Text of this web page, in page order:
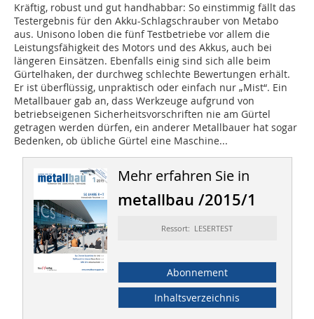
Kräftig, robust und gut handhabbar: So einstimmig fällt das
Testergebnis für den Akku-Schlagschrauber von Metabo
aus. Unisono loben die fünf Testbetriebe vor allem die
Leistungsfähigkeit des Motors und des Akkus, auch bei
längeren Einsätzen. Ebenfalls einig sind sich alle beim
Gürtelhaken, der durchweg schlechte Bewertungen erhält.
Er ist überflüssig, unpraktisch oder einfach nur „Mist“. Ein
Metallbauer gab an, dass Werkzeuge aufgrund von
betriebseigenen Sicherheitsvorschriften nie am Gürtel
getragen werden dürfen, ein anderer Metallbauer hat sogar
Bedenken, ob übliche Gürtel eine Maschine...
Mehr erfahren Sie in
metallbau /2015/1
Ressort: LESERTEST
Abonnement
Inhaltsverzeichnis